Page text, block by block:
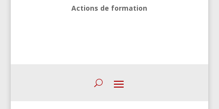
Actions de formation